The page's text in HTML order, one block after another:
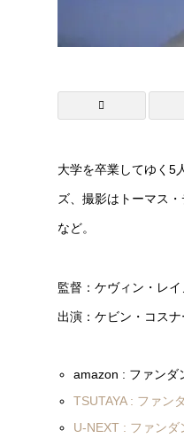
大学を卒業してゆく5
ズ、撮影はトーマス
など。
監督：ケヴィン・レ
出演：ケビン・コス
amazon : ファンダ
TSUTAYA : ファン
U-NEXT : ファンダ